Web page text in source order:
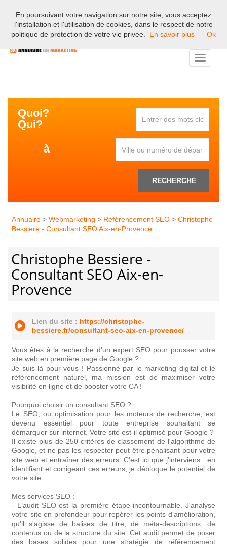
Bienvenue sur l'annuaire professionnel du marketing et de la
communication en France.
Toggle
Quoi?
Qui?
à
RECHERCHE
Annuaire > Webmarketing > Référencement SEO > Christophe
Bessiere - Consultant SEO Aix-en-Provence
Christophe Bessiere -
Consultant SEO Aix-en-
Provence
Lien du site : https://christophe-
bessiere.fr/consultant-seo-aix-en-provence/
Vous êtes à la recherche d'un expert SEO pour pousser votre
site web en première page de Google ?
Je suis là pour vous ! Passionné par le marketing digital et le
référencement naturel, ma mission est de maximiser votre
visibilité en ligne et de booster votre CA !
Pourquoi choisir un consultant SEO ?
Le SEO, ou optimisation pour les moteurs de recherche, est
devenu essentiel pour toute entreprise souhaitant se
démarquer sur internet. Votre site est-il optimisé pour Google ?
Il existe plus de 250 critères de classement de l'algorithme de
Google, et ne pas les respecter peut être pénalisant pour votre
site web et entraîner des erreurs. C'est ici que j'interviens : en
identifiant et corrigeant ces erreurs, je débloque le potentiel de
votre site.
Mes services SEO :
- L'audit SEO est la première étape incontournable. J'analyse
votre site en profondeur pour repérer les points d'amélioration,
qu'il s'agisse de balises de titre, de méta-descriptions, de
contenus ou de la structure du site. Cet audit permet de poser
des bases solides pour une stratégie de référencement
En poursuivant votre navigation sur notre site, vous acceptez
l'installation et l'utilisation de cookies, dans le respect de notre
politique de protection de votre vie privee.
En savoir plus Ok